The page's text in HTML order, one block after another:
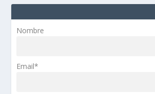
Nombre
Email*